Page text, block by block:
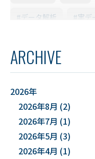
#データ解析 #実デ
#YUDS #庄内地方
#DXハイスクール
#能登半島地震被害調査
#文化財 #災害
ARCHIVE
2026年
2026年8月 (2)
2026年7月 (1)
2026年5月 (3)
2026年4月 (1)